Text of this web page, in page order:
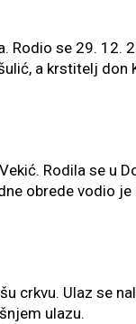
Rodio se 29. 12.
a krstitelj don
Rodila se u
obrede vodio je
crkvu. Ulaz se
ulazu.